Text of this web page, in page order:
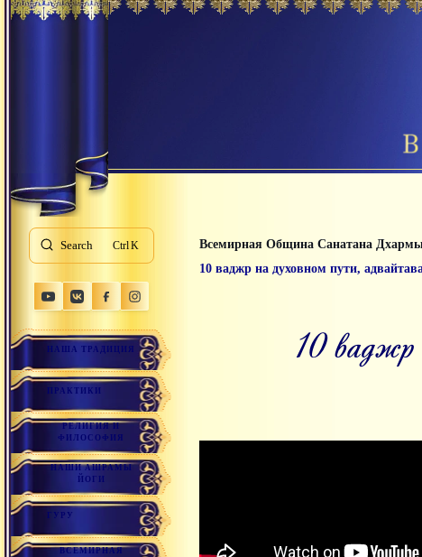
Search K
НАША ТРАДИЦИЯ
ПРАКТИКИ
РЕЛИГИЯ И
ФИЛОСОФИЯ
НАШИ АШРАМЫ
ЙОГИ
ГУРУ
ВСЕМИРНАЯ
Всемирная Община Санатана
10 ваджр на духовном пути,
10